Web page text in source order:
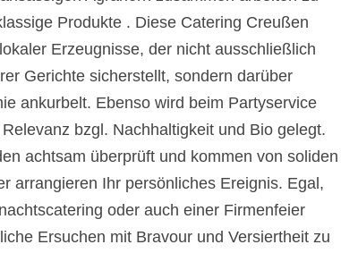
Produkte . Diese Catering Creußen
Erzeugnisse, der nicht ausschließlich
Gerichte sicherstellt, sondern darüber
ankurbelt. Ebenso wird beim Partyservice
bzgl. Nachhaltigkeit und Bio gelegt.
achtsam überprüft und kommen von soliden
arrangieren Ihr persönliches Ereignis. Egal,
oder auch einer Firmenfeier
Ersuchen mit Bravour und Versiertheit zu